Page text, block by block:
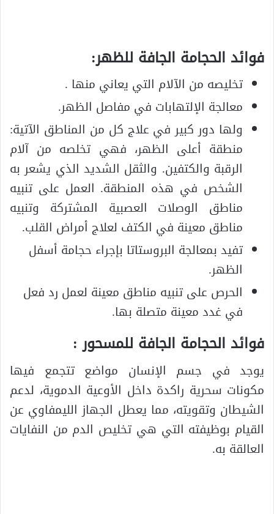
فوائد الحجامة الجافة للظهر:
تخليصه من الآلام التي يعاني منها .
معالجة الإلتهابات في مفاصل الظهر.
ولها دور كبير في علاج كل من المناطق الآتية:
منطقة أعلى الظهر، فهي تخلصه من آلام
الرقبة والكتفين. والثقل الشديد الذي يشعر به
الشخص في هذه المنطقة. العمل على تنبيه
مناطق الوصلات العصبية المشتركة وتنبيه
مناطق معينة في الكتف لعلاج أمراض القلب.
تفيد بمعالجة البروستاتا بإجراء حجامة أسفل
الظهر.
الحرص على تنبيه مناطق معينة لعمل رد فعل
في غدد معينة متصلة بها.
فوائد الحجامة الجافة للمسحور :
يوجد في جسم الإنسان مواضع تتجمع فيها
مكونات سحرية راكدة داخل الأوعية الدموية، لدعم
الشيطان وتقويته، مما يعطل الجهاز الليمفاوي عن
القيام بوظيفته التي هي تخليص الدم من النفايات
العالقة به.